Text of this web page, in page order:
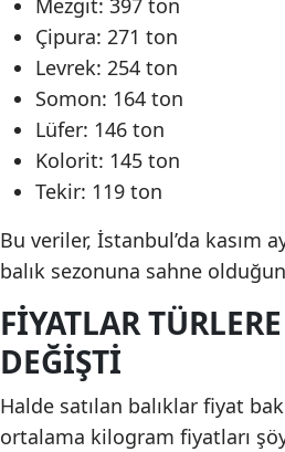
Mezgit: 397 ton
Çipura: 271 ton
Levrek: 254 ton
Somon: 164 ton
Lüfer: 146 ton
Kolorit: 145 ton
Tekir: 119 ton
Bu veriler, İstanbul’da kasım
balık sezonuna sahne
FIYATLAR
DEĞIŞTI
Halde satılan balıklar fiyat
ortalama kilogram fiyatları